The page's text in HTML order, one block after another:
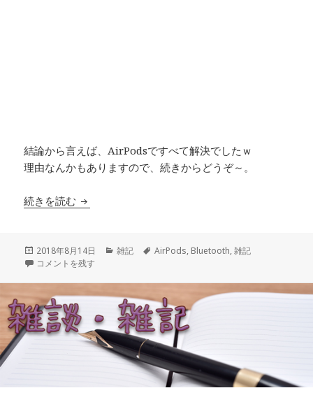
結論から言えば、AirPodsですべて解決でしたｗ
理由なんかもありますので、続きからどうぞ～。
続きを読む 動画を見る時に絶対使える！ Apple AirPods
投
稿
2018年8月14日
カ
ー
雑記
タ
AirPods, Bluetooth,雑記
動画を見る時に絶対使える！ Apple AirPods に
コメントを残す